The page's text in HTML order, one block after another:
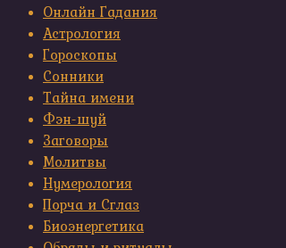
Онлайн Гадания
Астрология
Гороскопы
Сонники
Тайна имени
Фэн-шуй
Заговоры
Молитвы
Нумерология
Порча и Сглаз
Биоэнергетика